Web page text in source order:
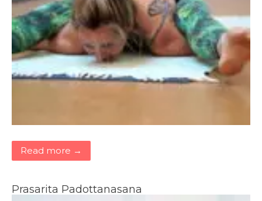
Read more →
Prasarita Padottanasana